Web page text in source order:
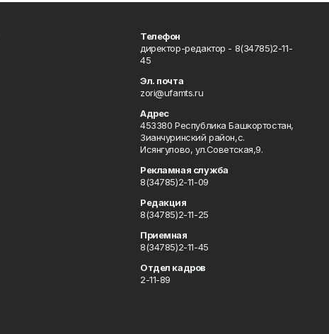
Телефон
директор-редактор - 8(34785)2-11-
45
Эл. почта
zori@ufamts.ru
Адрес
453380 Республика Башкортостан,
Зианчуринский район,с.
Исянгулово, ул.Советская,9.
Рекламная служба
8(34785)2-11-09
Редакция
8(34785)2-11-25
Приемная
8(34785)2-11-45
Отдел кадров
2-11-89